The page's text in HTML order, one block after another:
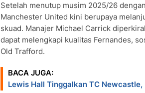
Setelah menutup musim 2025/26
Manchester United kini berupaya
skuad. Manajer Michael Carrick
dapat melengkapi kualitas Fernandes,
Old Trafford.
BACA JUGA:
Lewis Hall Tinggalkan TC